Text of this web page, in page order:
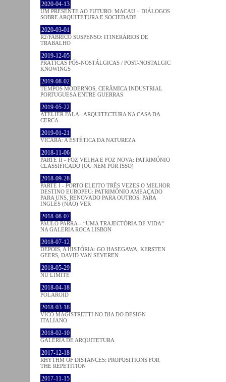
2020-04-13
UM PRESENTE AO FUTURO: MACAU – DIÁLOGOS
SOBRE ARQUITETURA E SOCIEDADE
2020-03-01
R2/FABRICO SUSPENSO: ITINERÁRIOS DE
TRABALHO
2019-12-05
PRÁTICAS PÓS-NOSTÁLGICAS / POST-NOSTALGIC
KNOWINGS
2019-08-02
TEMPOS MODERNOS, CERÂMICA INDUSTRIAL
PORTUGUESA ENTRE GUERRAS
2019-05-22
ATELIER FALA - ARQUITECTURA NA CASA DA
CERCA
2019-01-21
VICARA: A ESTÉTICA DA NATUREZA
2018-11-06
PARTE II - FOZ VELHA E FOZ NOVA: PATRIMÓNIO
CLASSIFICADO (OU NEM POR ISSO)
2018-09-28
PARTE I - PORTO ELEITO TRÊS VEZES O MELHOR
DESTINO EUROPEU: PATRIMÓNIO AMEAÇADO
PARA UNS, RENOVADO PARA OUTROS. PARA
INGLÊS (NÃO) VER
2018-08-07
PAULO PARRA – “UMA TRAJECTÓRIA DE VIDA”
NA GALERIA ROCA LISBON
2018-07-12
DEPOIS, A HISTÓRIA: GO HASEGAWA, KERSTEN
GEERS, DAVID VAN SEVEREN
2018-05-29
NU LIMITE
2018-04-18
POLAROID
2018-03-18
VICO MAGISTRETTI NO DIA DO DESIGN
ITALIANO
2018-02-10
GALERIA DE ARQUITETURA
2017-12-18
RHYTHM OF DISTANCES: PROPOSITIONS FOR
THE REPETITION
2017-11-15